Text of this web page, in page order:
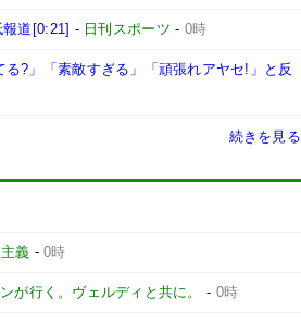
道[0:21] - 日刊スポーツ - 0時
?」「素敵すぎる」「頑張れアヤセ!」と反
続きを見る
義 -0時
が行く。ヴェルディと共に。 - 0時